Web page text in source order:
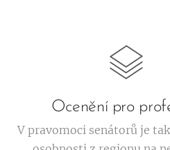
Ocenění pro
V pravomoci senátorů je